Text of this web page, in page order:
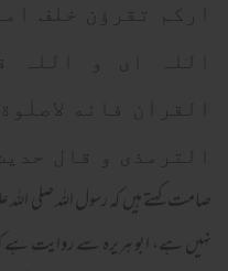
ارکم تقرؤن خلف
اللہ ای و اللہ
القراٰن فانه
الترمذی و قال
صامت کہتے ہیں کہ رسول اللہ صلی اللہ
نہیں ہے، ابو ہریرہ سے روایت ہے